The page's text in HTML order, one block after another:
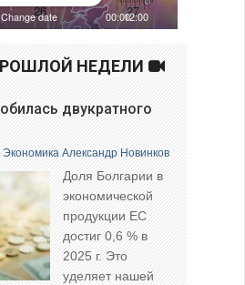
НЕДЕЛИ
двукратного
Экономика Александр Новинков
Доля Болгарии в
экономической
продукции ЕС
достиг 0,6 % в
2025 г. Это
уделяет нашей